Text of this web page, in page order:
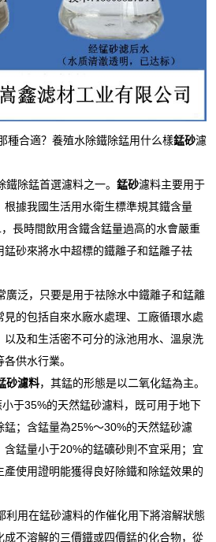
種合適？養殖水除鐵除錳用什么樣錳砂濾
除錳首選濾料之一。 錳砂濾料主要用于
根據我國生活用水衛生標準規其鐵含量
長時間飲用含鐵含錳量過高的水會嚴重
砂來將水中超標的鐵離子和錳離子祛
廣泛，只要是用于祛除水中鐵離子和錳離
的包括自來水廠水處理、工廠循環水處
及和生活密不可分的泳池用水、溫泉洗
供水行業。
砂濾料，其錳的形態是以二氧化錳為主。
于35%的天然錳砂濾料，既可用于地下
；含錳量為25%～30%的天然錳砂濾
錳量小于20%的錳礦砂則不宜采用；宜
使用證明能獲得良好除鐵和除錳效果的
用在錳砂濾料的作催化用下將溶解狀態
成不溶解的三價鐵或四價錳的化合物，從